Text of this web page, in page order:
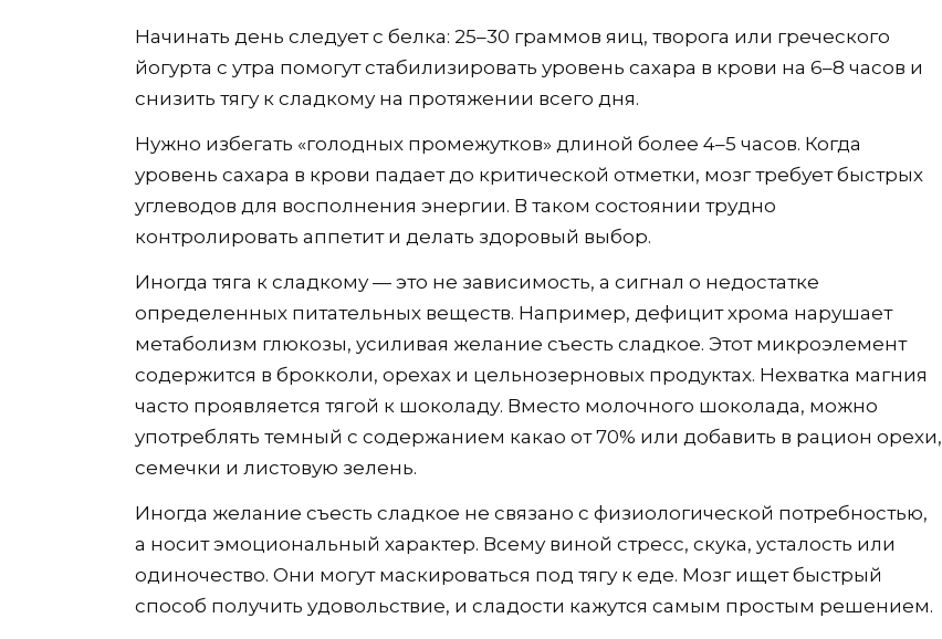
Начинать день следует с белка: 25–30 граммов яиц, творога или греческого
йогурта с утра помогут стабилизировать уровень сахара в крови на 6–8 часов и
снизить тягу к сладкому на протяжении всего дня.
Нужно избегать «голодных промежутков» длиной более 4–5 часов. Когда
уровень сахара в крови падает до критической отметки, мозг требует быстрых
углеводов для восполнения энергии. В таком состоянии трудно
контролировать аппетит и делать здоровый выбор.
Иногда тяга к сладкому — это не зависимость, а сигнал о недостатке
определенных питательных веществ. Например, дефицит хрома нарушает
метаболизм глюкозы, усиливая желание съесть сладкое. Этот микроэлемент
содержится в брокколи, орехах и цельнозерновых продуктах. Нехватка магния
часто проявляется тягой к шоколаду. Вместо молочного шоколада, можно
употреблять темный с содержанием какао от 70% или добавить в рацион орехи,
семечки и листовую зелень.
Иногда желание съесть сладкое не связано с физиологической потребностью,
а носит эмоциональный характер. Всему виной стресс, скука, усталость или
одиночество. Они могут маскироваться под тягу к еде. Мозг ищет быстрый
способ получить удовольствие, и сладости кажутся самым простым решением.